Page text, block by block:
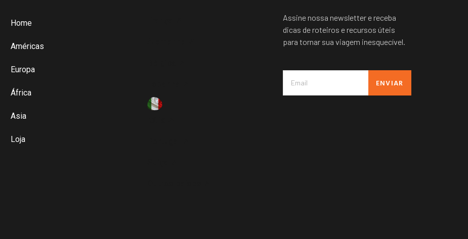
Home
Américas
Europa
África
Asia
Loja
Assine nossa newsletter e receba
dicas de roteiros e recursos úteis
para tornar sua viagem inesquecível.
ENVIAR